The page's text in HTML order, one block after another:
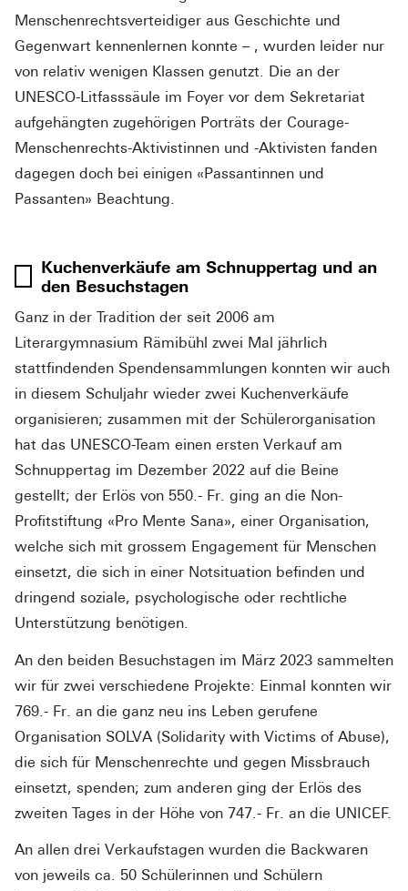
Menschenrechtsverteidiger aus Geschichte und
Gegenwart kennenlernen konnte – , wurden leider nur
von relativ wenigen Klassen genutzt. Die an der
UNESCO-Litfasssäule im Foyer vor dem Sekretariat
aufgehängten zugehörigen Porträts der Courage-
Menschenrechts-Aktivistinnen und -Aktivisten fanden
dagegen doch bei einigen «Passantinnen und
Passanten» Beachtung.
Kuchenverkäufe am Schnuppertag und an
den Besuchstagen
Ganz in der Tradition der seit 2006 am
Literargymnasium Rämibühl zwei Mal jährlich
stattfindenden Spendensammlungen konnten wir auch
in diesem Schuljahr wieder zwei Kuchenverkäufe
organisieren; zusammen mit der Schülerorganisation
hat das UNESCO-Team einen ersten Verkauf am
Schnuppertag im Dezember 2022 auf die Beine
gestellt; der Erlös von 550.- Fr. ging an die Non-
Profitstiftung «Pro Mente Sana», einer Organisation,
welche sich mit grossem Engagement für Menschen
einsetzt, die sich in einer Notsituation befinden und
dringend soziale, psychologische oder rechtliche
Unterstützung benötigen.
An den beiden Besuchstagen im März 2023 sammelten
wir für zwei verschiedene Projekte: Einmal konnten wir
769.- Fr. an die ganz neu ins Leben gerufene
Organisation SOLVA (Solidarity with Victims of Abuse),
die sich für Menschenrechte und gegen Missbrauch
einsetzt, spenden; zum anderen ging der Erlös des
zweiten Tages in der Höhe von 747.- Fr. an die UNICEF.
An allen drei Verkaufstagen wurden die Backwaren
von jeweils ca. 50 Schülerinnen und Schülern